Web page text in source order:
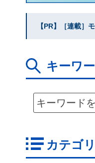
【PR】［連載］
キーワ
カテゴ